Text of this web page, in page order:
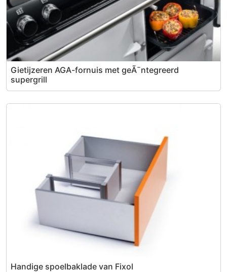
Gietijzeren AGA-fornuis met geÃ¯ntegreerd
supergrill
Handige spoelbaklade van Fixol